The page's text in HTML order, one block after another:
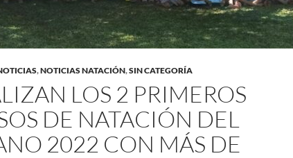
,NOTICIAS NATACIÓN,SIN CATEGORÍA
LOS 2 PRIMEROS
DE NATACIÓN DEL
2022 CON MÁS DE